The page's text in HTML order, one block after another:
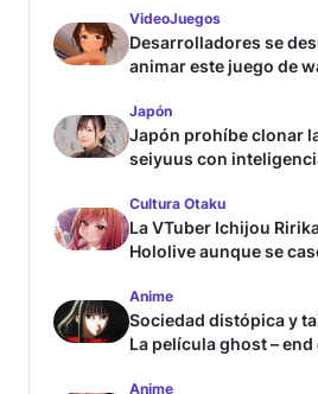
VideoJuegos
Desarrolladores se
animar este juego de
Japón
Japón prohíbe clonar
seiyuus con
Cultura Otaku
La VTuber Ichijou
Hololive aunque se
Anime
Sociedad distópica y
La película ghost –
Anime